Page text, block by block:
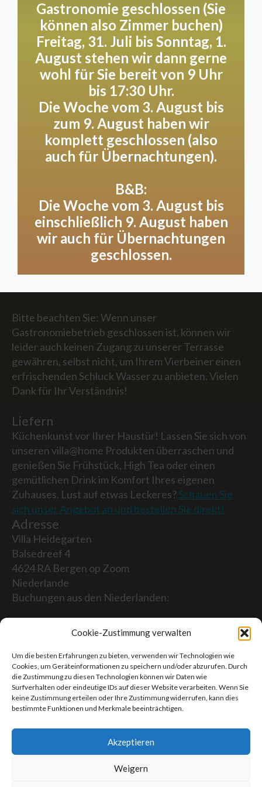
Cookie-Zustimmung verwalten
Um die besten Erfahrungen zu bieten, verwenden wir Technologien wie
Cookies, um Geräteinformationen zu speichern und/oder abzurufen. Durch
die Zustimmung zu diesen Technologien können wir Daten wie
Surfverhalten oder eindeutige IDs auf dieser Website verarbeiten. Wenn Sie
keine Zustimmung erteilen oder Ihre Zustimmung widerrufen, kann dies
bestimmte Funktionen und Merkmale beeinträchtigen.
Akzeptieren
Weigern
Wir denken gerne mit Ihnen mit für ein privates
Abendessen, eine Feier oder eine Hochzeit,
maßgeschneidert und nach Ihren Wünschen.
Lassen Sie sich von den Möglichkeiten überraschen,
die wir in Absprache anbieten können!
Genießen Sie ein gastfreundliches Erlebnis auf
den ganzen Tag willkommen sind! Drinnen heißen
wir Sie gerne mit Ihrem Hund bis 11:30 Uhr und nach
15:00 Uhr willkommen. Wir bitten Sie freundlich,
dass Ihr Hund ordentlich an der Leine unter dem
Tisch liegen bleibt, damit jeder weiterhin eine
entspannte Atmosphäre genießen kann.
Natürlich sind auch Helfhunde den ganzen Tag über
Bitte beachten Sie: Wenn unser
Gastronomiebetrieb geschlossen ist, können wir
leider auch keinen Zugang zu unserer Terrasse
gewähren, selbst nicht, um Ihrem Vierbeiner einen
erfrischenden Schluck Wasser zu anbieten. Vielen
Dank für Ihr Verständnis!
Liefern
Küchenkunst vor Ihrer Haustür! Lassen Sie sich von
unseren villa@home Produkten überraschen und
genießen Sie Frühstück, High Tea oder einen
gemütlichen Drink im Komfort Ihres eigenen
Zuhauses. Lust auf etwas Leckeres?Schauen Sie
sich unser Angebot an und bestellen Sie direkt!
Adresse
Villa Heidegarten
Balsedreef 4
4624 RA Bergen op Zoom
Niederlande
Buchungen aus den Niederlanden:
der Niederlande)
+31 (0)619117004
E-Mail:welkom@villaheidetuin.nl
Gastronomie geschlossen (Sie
können also Zimmer buchen)
Freitag, 31. Juli bis Sonntag, 1.
August stehen wir dann gerne
wohl für Sie bereit von 9 Uhr
bis 17:30 Uhr.
Die Woche vom 3. August bis
zum 9. August haben wir
komplett geschlossen (also
auch für Übernachtungen).
B&B:
Die Woche vom 3. August bis
einschließlich 9. August haben
wir auch für Übernachtungen
geschlossen.